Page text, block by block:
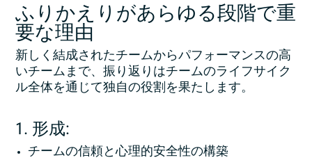
ふりかえりがあらゆる段階で重
要な理由
新しく結成されたチームからパフォーマンスの高
いチームまで、振り返りはチームのライフサイク
ル全体を通じて独自の役割を果たします。
1. 形成:
チームの信頼と心理的安全性の構築